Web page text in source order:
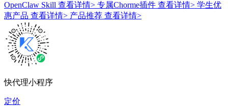
OpenClaw Skill 查看详情> 专属Chorme插件 查看详情> 学生优
惠产品 查看详情> 产品推荐 查看详情>
快代理小程序
定价